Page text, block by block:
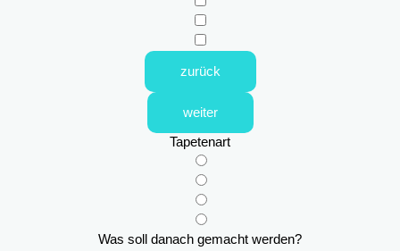
zurück
weiter
Tapetenart
Was soll danach gemacht werden?